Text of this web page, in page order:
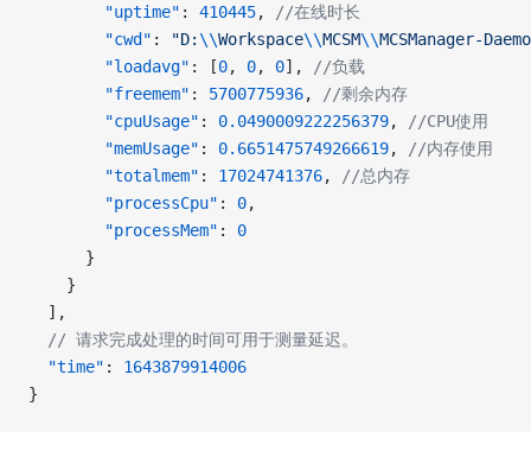
        "uptime"
: 410445,
//在线时长
        "cwd"
: "D:\\Workspace\\MCSM\\MCSManager-
        "loadavg"
: [0, 0, 0],
//负载
        "freemem"
: 5700775936,
//剩余内存
        "cpuUsage"
: 0.0490009222256379,
//CPU使用
        "memUsage"
: 0.6651475749266619,
//内存使用
        "totalmem"
: 17024741376,
//总内存
        "processCpu"
: 0,
        "processMem"
: 0
      }
    }
  ],
  // 请求完成处理的时间可用于测量延迟。
  "time"
: 1643879914006
}